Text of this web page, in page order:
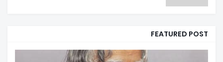
FEATURED POST